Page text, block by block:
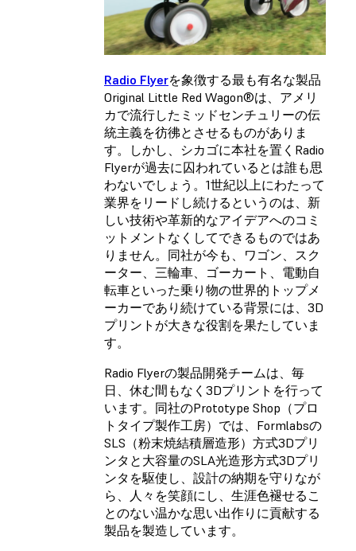
Radio Flyerを象徴する最も有名な製品
Original Little Red Wagon®は、アメリ
カで流行したミッドセンチュリーの伝
統主義を彷彿とさせるものがありま
す。しかし、シカゴに本社を置くRadio
Flyerが過去に囚われているとは誰も思
わないでしょう。1世紀以上にわたって
業界をリードし続けるというのは、新
しい技術や革新的なアイデアへのコミ
ットメントなくしてできるものではあ
りません。同社が今も、ワゴン、スク
ーター、三輪車、ゴーカート、電動自
転車といった乗り物の世界的トップメ
ーカーであり続けている背景には、3D
プリントが大きな役割を果たしていま
す。
Radio Flyerの製品開発チームは、毎
日、休む間もなく3Dプリントを行って
います。同社のPrototype Shop（プロ
トタイプ製作工房）では、Formlabsの
SLS（粉末焼結積層造形）方式3Dプリ
ンタ と大容量のSLA光造形方式3Dプリ
ンタ を駆使し、設計の納期を守りなが
ら、人々を笑顔にし、生涯色褪せるこ
とのない温かな思い出作りに貢献する
製品を製造しています。